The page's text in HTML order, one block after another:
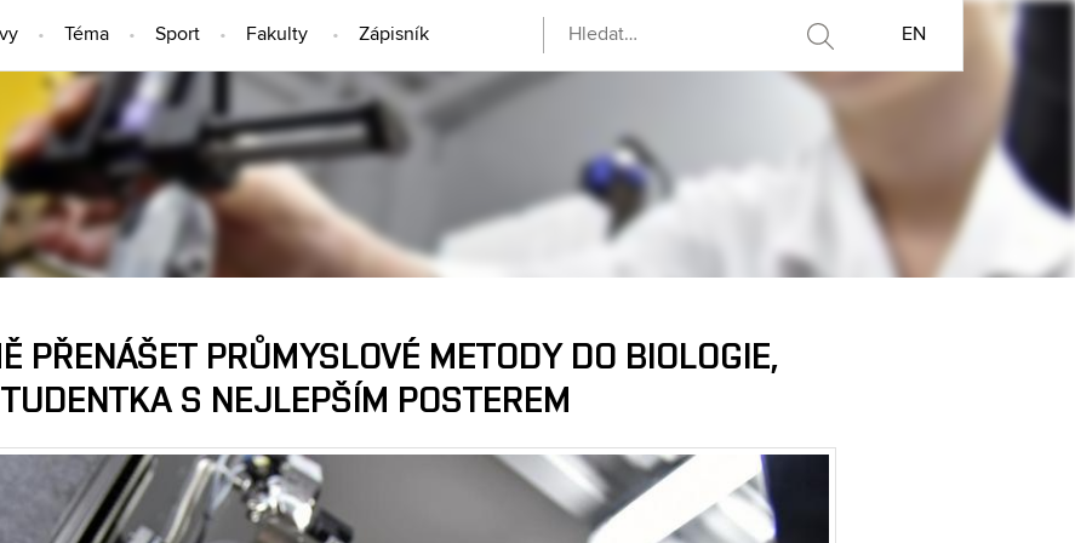
Téma Sport Fakulty Zápisník EN
LIDÉ
PŘENÁŠET PRŮMYSLOVÉ METODY DO BIOLOGIE,
S NEJLEPŠÍM POSTEREM